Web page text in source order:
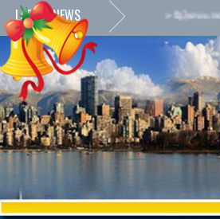
LATEST NEWS